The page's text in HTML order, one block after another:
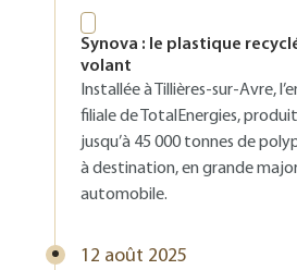
Synova : le plastique
volant
Installée à Tillières-sur-Avre,
filiale de TotalEnergies,
jusqu’à 45 000 tonnes de
à destination, en grande
automobile.
12 août 2025